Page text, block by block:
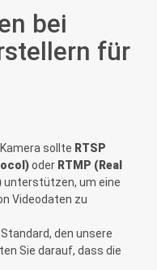
bei
für
sollte RTSP
oder RTMP (Real
unterstützen, um eine
Videodaten zu
den unsere
Sie darauf, dass die